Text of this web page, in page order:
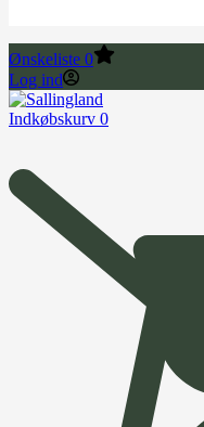
Ønskeliste 0
Log ind
Indkøbskurv 0